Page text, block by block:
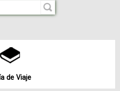
de Viaje